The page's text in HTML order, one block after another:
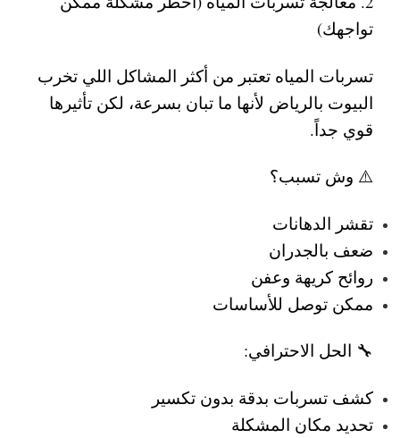
تواجهك)
تسربات المياه تعتبر من أكثر المشاكل اللي تخرب
البيوت بالرياض لأنها ما تبان بسرعة، لكن تأثيرها
قوي جداً.
⚠️ وش تسبب؟
تقشر الدهانات
ضعف بالجدران
روائح كريهة وعفن
ممكن توصل للأساسات
🔧 الحل الاحترافي:
كشف تسربات بدقة بدون تكسير
تحديد مكان المشكلة